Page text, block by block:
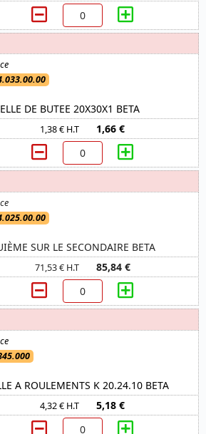
DE BUTEE 20X30X1 BETA
1,38 € H.T 1,66 €
SUR LE SECONDAIRE BETA
71,53 € H.T 85,84 €
A ROULEMENTS K 20.24.10 BETA
4,32 € H.T 5,18 €